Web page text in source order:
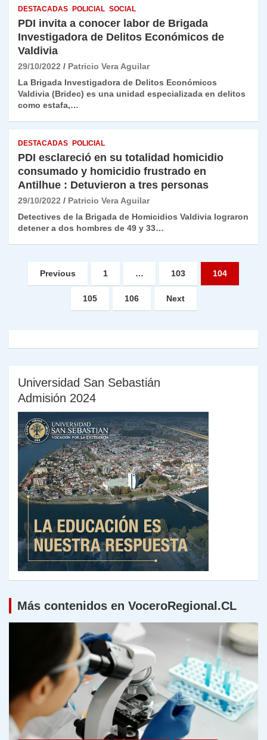
DESTACADAS POLICIAL SOCIAL
PDI invita a conocer labor de Brigada
Investigadora de Delitos Económicos de
Valdivia
29/10/2022
Patricio Vera Aguilar
La Brigada Investigadora de Delitos Económicos
Valdivia (Bridec) es una unidad especializada en delitos
como estafa,…
DESTACADAS POLICIAL
PDI esclareció en su totalidad homicidio
consumado y homicidio frustrado en
Antilhue : Detuvieron a tres personas
29/10/2022
Patricio Vera Aguilar
Detectives de la Brigada de Homicidios Valdivia lograron
detener a dos hombres de 49 y 33…
Paginación
Previous 1 … 103 104
105 106 Next
Universidad San Sebastián
Admisión 2024
Más contenidos en VoceroRegional.CL